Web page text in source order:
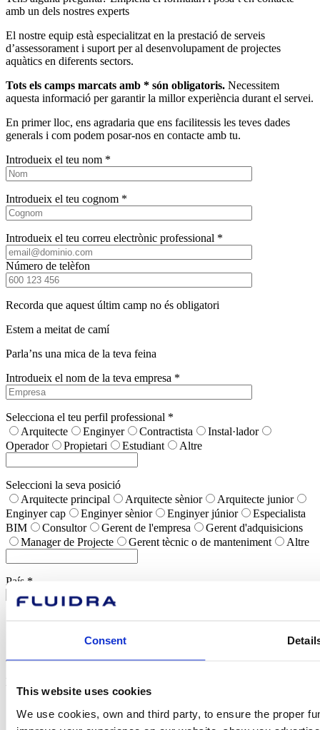
Consent
This website uses cookies
We use cookies, own and third party, to ensure the proper
amb un dels nostres experts
El nostre equip està especialitzat en la prestació de serveis
d’assessorament i suport per al desenvolupament de projectes
aquàtics en diferents sectors.
Tots els camps marcats amb * són obligatoris. Necessitem
aquesta informació per garantir la millor experiència durant el servei.
En primer lloc, ens agradaria que ens facilitessis les teves dades
generals i com podem posar-nos en contacte amb tu.
Introdueix el teu nom *
Introdueix el teu cognom *
Introdueix el teu correu electrònic professional *
Número de telèfon
Recorda que aquest últim camp no és obligatori
Estem a meitat de camí
Parla’ns una mica de la teva feina
Introdueix el nom de la teva empresa *
Selecciona el teu perfil professional *
Arquitecte
Enginyer Contractista
Instal·lador
Operador
Propietari Estudiant Altre
Seleccioni la seva posició
Arquitecte principal
Arquitecte sènior
Arquitecte junior
Enginyer cap
Enginyer sènior Enginyer júnior
Especialista
BIM
Consultor Gerent de l'empresa
Gerent d'adquisicions
Manager de Projecte
Gerent tècnic o de manteniment Altre
País *
Ja gairebé hem acabat
Ens agradaria escoltar-te. Què t’interessa i què necessites?
Sector hoteler
Real Estate Administració Pública
Centres